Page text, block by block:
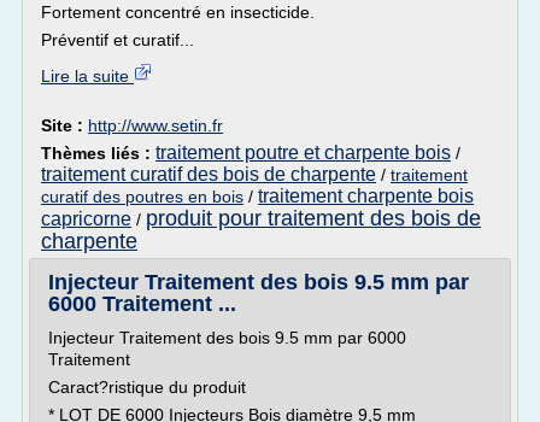
Fortement concentré en insecticide.
Préventif et curatif...
Lire la suite
Site : http://www.setin.fr
Thèmes liés : traitement poutre et charpente bois /
traitement curatif des bois de charpente / traitement
curatif des poutres en bois / traitement charpente bois
capricorne / produit pour traitement des bois de
charpente
Injecteur Traitement des bois 9.5 mm par
6000 Traitement ...
Injecteur Traitement des bois 9.5 mm par 6000
Traitement
Caract?ristique du produit
* LOT DE 6000 Injecteurs Bois diamètre 9,5 mm